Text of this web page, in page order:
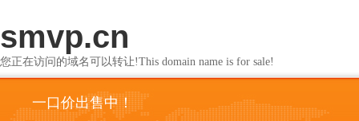
smvp.cn
您正在访问的域名可以转让!This domain name is for sale!
一口价出售中！